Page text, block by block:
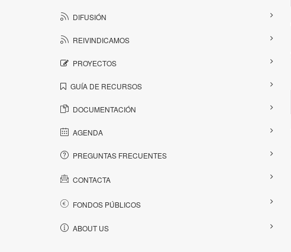
DIFUSIÓN
REIVINDICAMOS
PROYECTOS
GUÍA DE RECURSOS
DOCUMENTACIÓN
AGENDA
PREGUNTAS FRECUENTES
CONTACTA
FONDOS PÚBLICOS
ABOUT US